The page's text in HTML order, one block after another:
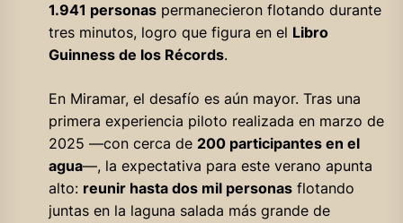
1.941 personaspermanecieron flotando durante
tres minutos, logro que figura en el Libro
Guinness de los Récords.
En Miramar, el desafío es aún mayor. Tras una
primera experiencia piloto realizada en marzo de
2025 —con cerca de 200 participantes en el
agua—, la expectativa para este verano apunta
alto: reunir hasta dos mil personasflotando
juntas en la laguna salada más grande de